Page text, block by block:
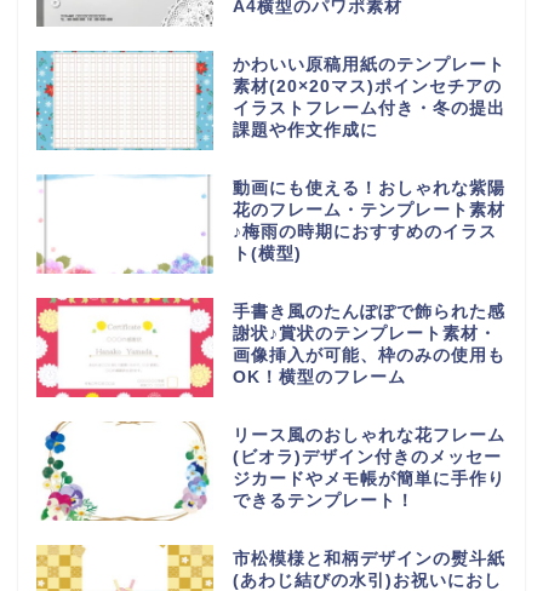
A4横型のパワポ素材
かわいい原稿用紙のテンプレート
素材(20×20マス)ポインセチアの
イラストフレーム付き・冬の提出
課題や作文作成に
動画にも使える！おしゃれな紫陽
花のフレーム・テンプレート素材
♪梅雨の時期におすすめのイラス
ト(横型)
手書き風のたんぽぽで飾られた感
謝状♪賞状のテンプレート素材・
画像挿入が可能、枠のみの使用も
OK！横型のフレーム
リース風のおしゃれな花フレーム
(ビオラ)デザイン付きのメッセー
ジカードやメモ帳が簡単に手作り
できるテンプレート！
市松模様と和柄デザインの熨斗紙
(あわじ結びの水引)お祝いにおし